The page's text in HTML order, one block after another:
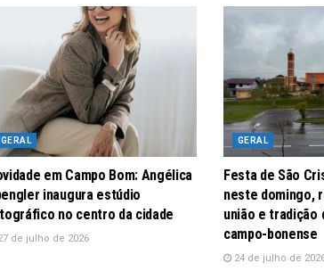
GERAL
em Campo Bom: Angélica
inaugura estúdio
no centro da cidade
de julho de 2026
GERAL
Festa de São
neste domingo,
união e tradição
campo-bonense
24 de julho de